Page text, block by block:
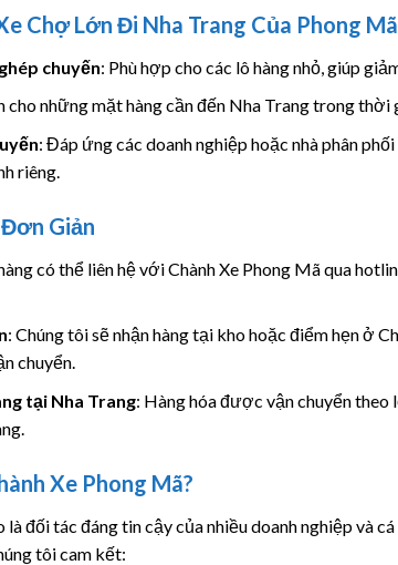
Chợ Lớn Đi Nha Trang Của Phong Mã
chuyến: Phù hợp cho các lô hàng nhỏ, giúp
cho những mặt hàng cần đến Nha Trang trong thời
: Đáp ứng các doanh nghiệp hoặc nhà phân
riêng.
Giản
có thể liên hệ với Chành Xe Phong Mã qua
: Chúng tôi sẽ nhận hàng tại kho hoặc điểm hẹn ở
chuyển.
tại Nha Trang: Hàng hóa được vận chuyển theo
Xe Phong Mã?
đối tác đáng tin cậy của nhiều doanh nghiệp và
tôi cam kết: